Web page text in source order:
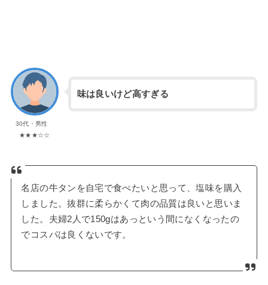
30代・男性
★★★☆☆
味は良いけど高すぎる
名店の牛タンを自宅で食べたいと思って、塩味を購入
しました。抜群に柔らかくて肉の品質は良いと思いま
した。夫婦2人で150gはあっという間になくなったの
でコスパは良くないです。